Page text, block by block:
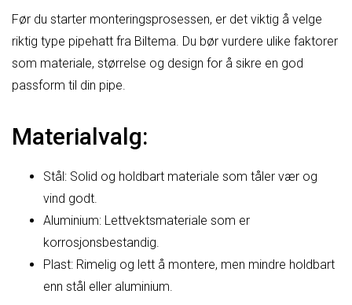
Før du starter monteringsprosessen, er det viktig å velge
riktig type pipehatt fra Biltema. Du bør vurdere ulike faktorer
som materiale, størrelse og design for å sikre en god
passform til din pipe.
Materialvalg:
Stål: Solid og holdbart materiale som tåler vær og
vind godt.
Aluminium: Lettvektsmateriale som er
korrosjonsbestandig.
Plast: Rimelig og lett å montere, men mindre holdbart
enn stål eller aluminium.